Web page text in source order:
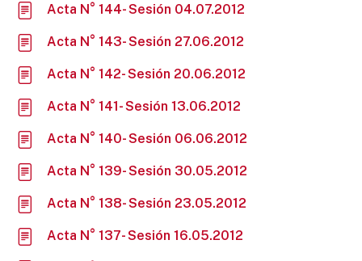
Acta N° 144- Sesión 04.07.2012
Acta N° 143- Sesión 27.06.2012
Acta N° 142- Sesión 20.06.2012
Acta N° 141- Sesión 13.06.2012
Acta N° 140- Sesión 06.06.2012
Acta N° 139- Sesión 30.05.2012
Acta N° 138- Sesión 23.05.2012
Acta N° 137- Sesión 16.05.2012